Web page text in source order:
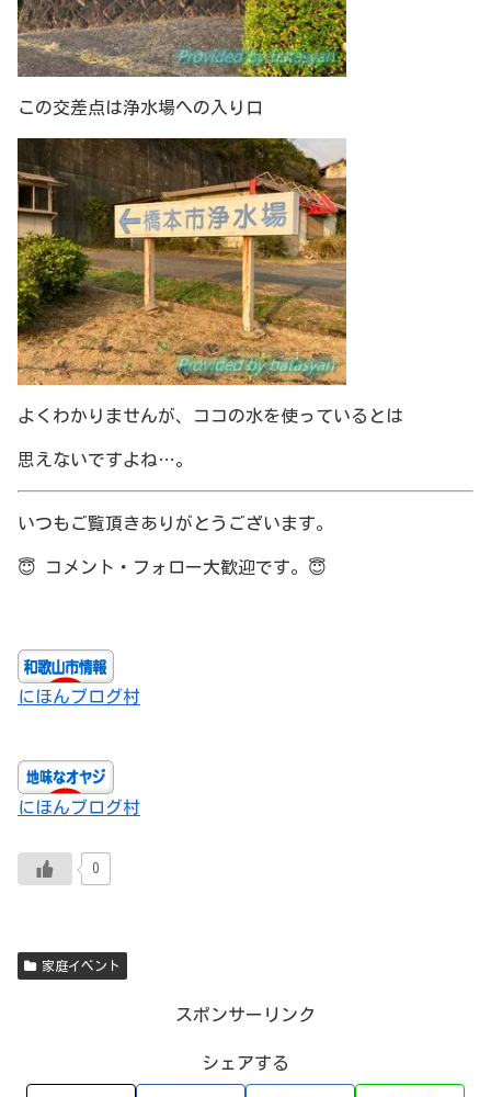
この交差点は浄水場への入り口
よくわかりませんが、ココの水を使っているとは
思えないですよね…。
いつもご覧頂きありがとうございます。
😇 コメント・フォロー大歓迎です。 😇
にほんブログ村
にほんブログ村
0
家庭イベント
スポンサーリンク
シェアする